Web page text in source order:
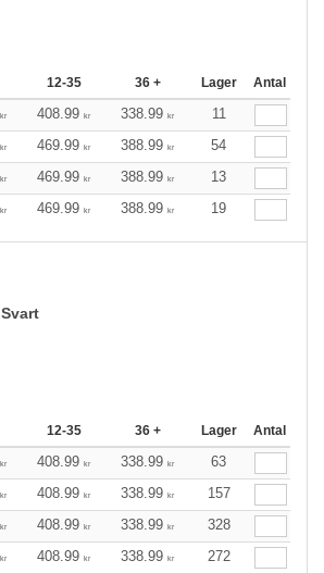
12-35 36 + Lager Antal
kr 408.99 kr 338.99 kr
11
kr 469.99 kr 388.99 kr
54
kr 469.99 kr 388.99 kr
13
kr 469.99 kr 388.99 kr 19
Svart
12-35 36 + Lager Antal
kr 408.99 kr 338.99 kr
63
kr 408.99 kr 338.99 kr
157
kr 408.99 kr 338.99 kr
328
kr 408.99 kr 338.99 kr
272